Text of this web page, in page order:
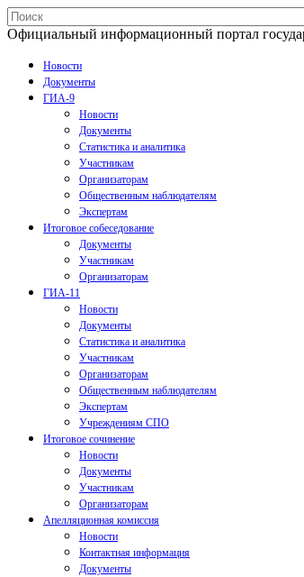
Официальный информационный портал
Новости
Документы
ГИА-9
Новости
Документы
Статистика и аналитика
Участникам
Организаторам
Общественным наблюдателям
Экспертам
Итоговое собеседование
Документы
Участникам
Организаторам
ГИА-11
Новости
Документы
Статистика и аналитика
Участникам
Организаторам
Общественным наблюдателям
Экспертам
Учреждениям СПО
Итоговое сочинение
Новости
Документы
Участникам
Организаторам
Апелляционная комиссия
Новости
Контактная информация
Документы